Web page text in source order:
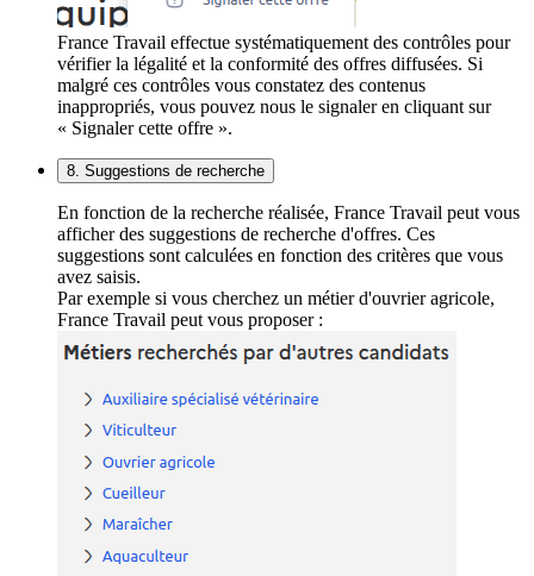
France Travail effectue systématiquement des contrôles pour
vérifier la légalité et la conformité des offres diffusées. Si
malgré ces contrôles vous constatez des contenus
inappropriés, vous pouvez nous le signaler en cliquant sur
« Signaler cette offre ».
8. Suggestions de recherche
En fonction de la recherche réalisée, France Travail peut vous
afficher des suggestions de recherche d'offres. Ces
suggestions sont calculées en fonction des critères que vous
avez saisis.
Par exemple si vous cherchez un métier d'ouvrier agricole,
France Travail peut vous proposer :